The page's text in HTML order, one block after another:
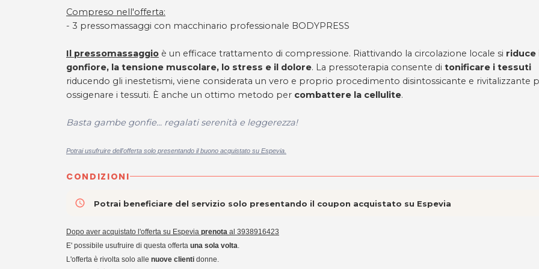
Compreso nell'offerta:
- 3 pressomassaggi con macchinario professionale BODYPRESS
Il pressomassaggio è un efficace trattamento di compressione. Riattivando la circolazione locale si riduce
gonfiore, la tensione muscolare, lo stress e il dolore. La pressoterapia consente di tonificare i tessuti
riducendo gli inestetismi, viene considerata un vero e proprio procedimento disintossicante e rivitalizzante
ossigenare i tessuti. È anche un ottimo metodo per combattere la cellulite.
Basta gambe gonfie... regalati serenità e leggerezza!
Potrai usufruire dell'offerta solo presentando il buono acquistato su Espevia.
CONDIZIONI
access_time Potrai beneficiare del servizio solo presentando il coupon acquistato su Espevia
Dopo aver acquistato l'offerta su Espevia prenota al 3938916423
E' possibile usufruire di questa offerta una sola volta
L'offerta è rivolta solo alle nuove clienti donne.